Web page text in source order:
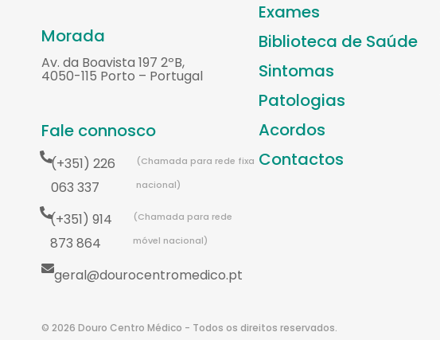
Morada
Av. da Boavista 197 2ºB,
4050-115 Porto – Portugal
Fale connosco
(+351) 226
063 337
(Chamada para rede fixa
nacional)
(+351) 914
873 864
(Chamada para rede
móvel nacional)
geral@dourocentromedico.pt
Exames
Biblioteca de Saúde
Sintomas
Patologias
Acordos
Contactos
© 2026 Douro Centro Médico - Todos os direitos reservados.